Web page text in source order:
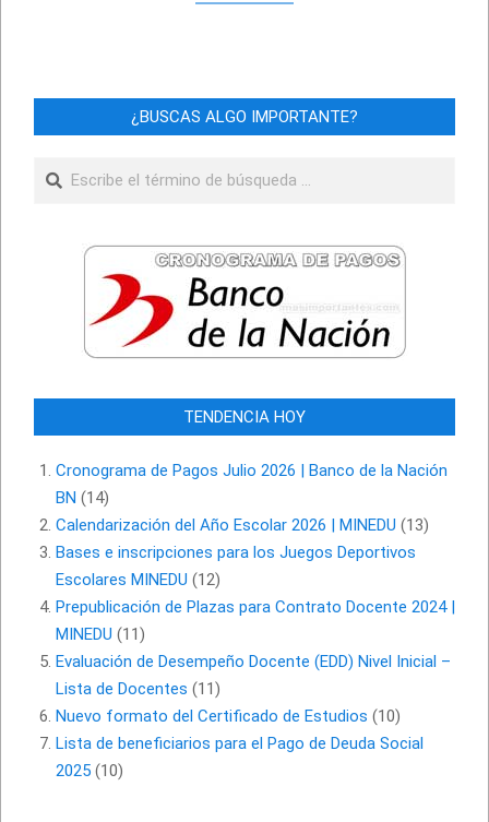
¿BUSCAS ALGO IMPORTANTE?
TENDENCIA HOY
Cronograma de Pagos Julio 2026 | Banco de la Nación
BN (14)
Calendarización del Año Escolar 2026 | MINEDU (13)
Bases e inscripciones para los Juegos Deportivos
Escolares MINEDU (12)
Prepublicación de Plazas para Contrato Docente 2024 |
MINEDU (11)
Evaluación de Desempeño Docente (EDD) Nivel Inicial –
Lista de Docentes (11)
Nuevo formato del Certificado de Estudios (10)
Lista de beneficiarios para el Pago de Deuda Social
2025 (10)